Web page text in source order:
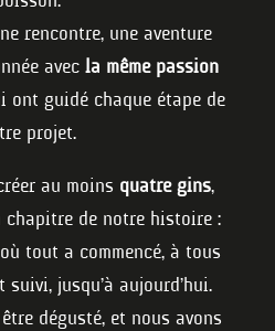
rencontre, une aventure
avec la même passion
ont guidé chaque étape de
projet.
au moins quatre gins,
de notre histoire :
tout a commencé, à tous
jusqu’à aujourd’hui.
dégusté, et nous avons